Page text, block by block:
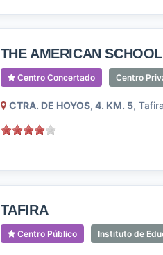
THE AMERICAN
Centro Concertado Centro
CTRA. DE HOYOS, 4. KM. 5,
TAFIRA
Centro Público Instituto de